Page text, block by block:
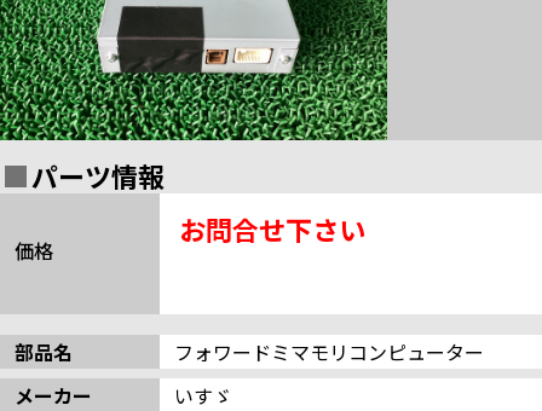
パーツ情報
価格
お問合せ下さい
部品名
フォワードミマモリコンピューター
メーカー
いすゞ